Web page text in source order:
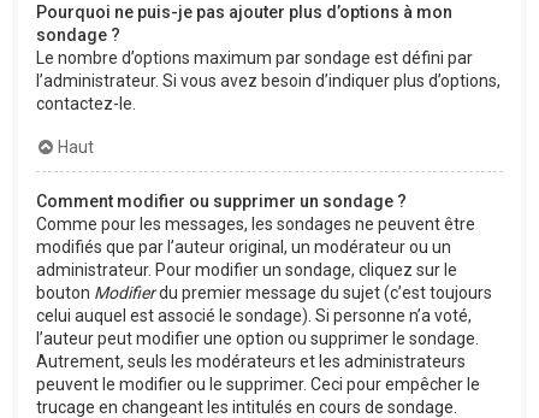
Pourquoi ne puis-je pas ajouter plus d’options à mon
sondage ?
Le nombre d’options maximum par sondage est défini par
l’administrateur. Si vous avez besoin d’indiquer plus d’options,
contactez-le.
Haut
Comment modifier ou supprimer un sondage ?
Comme pour les messages, les sondages ne peuvent être
modifiés que par l’auteur original, un modérateur ou un
administrateur. Pour modifier un sondage, cliquez sur le
bouton Modifierdu premier message du sujet (c’est toujours
celui auquel est associé le sondage). Si personne n’a voté,
l’auteur peut modifier une option ou supprimer le sondage.
Autrement, seuls les modérateurs et les administrateurs
peuvent le modifier ou le supprimer. Ceci pour empêcher le
trucage en changeant les intitulés en cours de sondage.